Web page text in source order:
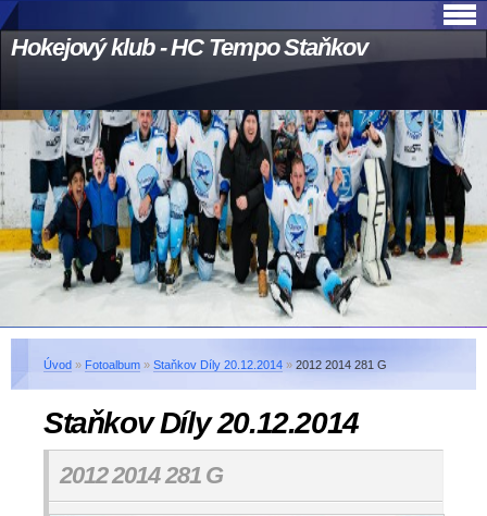
Hokejový klub - HC Tempo Staňkov
Úvod » Fotoalbum » Staňkov Díly 20.12.2014 » 2012 2014 281 G
Staňkov Díly 20.12.2014
2012 2014 281 G